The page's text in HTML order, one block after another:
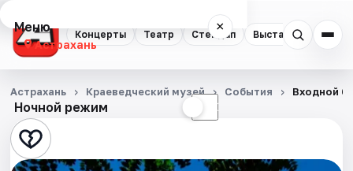
Концерты Театр Стендап Выставки
Меню ×
Астрахань
Концерты
Театр
Стендап
Ночной режим ☾
Астрахань Краеведческий музей События Входной